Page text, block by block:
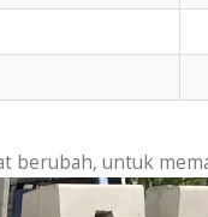
berubah, untuk